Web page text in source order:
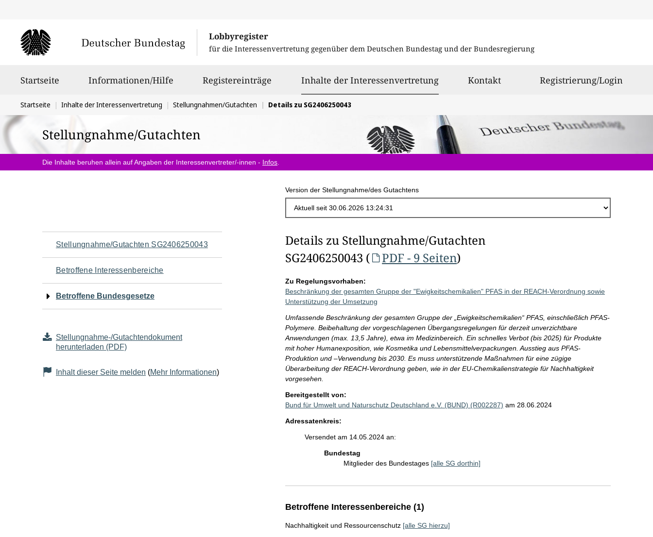
Lobbyregister
für die Interessenvertretung gegenüber dem Deutschen Bundestag und der Bundesregierung
Startseite Informationen/Hilfe Registereinträge Inhalte der Interessenvertretungausgewählt
Kontakt Registrierung/Login
Sie
befinden
sich
hier:
Startseite Inhalte der Interessenvertretung Stellungnahmen/Gutachten Details zu SG2406250043
Stellungnahme/Gutachten
Die Inhalte beruhen allein auf Angaben der Interessenvertreter/-innen - Infos
Version der Stellungnahme/des Gutachtens
Navigation
für
den
Seiteninhalt
Stellungnahme/Gutachten SG2406250043
Betroffene Interessenbereiche
Betroffene Bundesgesetze
Stellungnahme-/Gutachtendokument
herunterladen (PDF)
Inhalt dieser Seite melden (Mehr Informationen)
Details zu Stellungnahme/Gutachten
SG2406250043 (
PDF - 9 Seiten)
Zu Regelungsvorhaben:
Beschränkung der gesamten Gruppe der "Ewigkeitschemikalien" PFAS in der REACH-Verordnung sowie
Unterstützung der Umsetzung
Umfassende Beschränkung der gesamten Gruppe der „Ewigkeitschemikalien“ PFAS, einschließlich PFAS-
Polymere. Beibehaltung der vorgeschlagenen Übergangsregelungen für derzeit unverzichtbare
Anwendungen (max. 13,5 Jahre), etwa im Medizinbereich. Ein schnelles Verbot (bis 2025) für Produkte
mit hoher Humanexposition, wie Kosmetika und Lebensmittelverpackungen. Ausstieg aus PFAS-
Produktion und –Verwendung bis 2030. Es muss unterstützende Maßnahmen für eine zügige
Überarbeitung der REACH-Verordnung geben, wie in der EU-Chemikalienstrategie für Nachhaltigkeit
vorgesehen.
Bereitgestellt von:
Bund für Umwelt und Naturschutz Deutschland e.V. (BUND) (R002287) am 28.06.2024
Adressatenkreis:
Versendet am 14.05.2024 an:
Bundestag
Mitglieder des Bundestages [alle SG dorthin]
Betroffene Interessenbereiche (1)
Nachhaltigkeit und Ressourcenschutz [alle SG hierzu]